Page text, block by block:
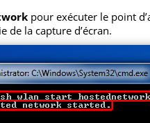
pour exécuter le point
de la capture d’écran.